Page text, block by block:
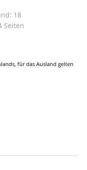
18
Seiten
für das Ausland gelten